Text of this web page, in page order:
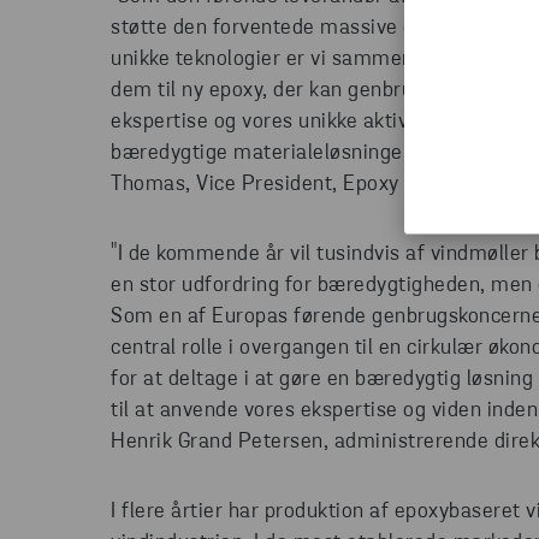
støtte den forventede massive ekspansion
unikke teknologier er vi sammen med vores
dem til ny epoxy, der kan genbruges i
ekspertise og vores unikke aktiver ind i dette
bæredygtige materialeløsninger til
Thomas, Vice President, Epoxy Systems
"I de kommende år vil tusindvis af
en stor udfordring for bæredygtigheden,
Som en af Europas førende
central rolle i overgangen til en cirkulær
for at deltage i at gøre en bæredygtig
til at anvende vores ekspertise og viden
Henrik Grand Petersen, administrerende
I flere årtier har produktion af epoxybaseret